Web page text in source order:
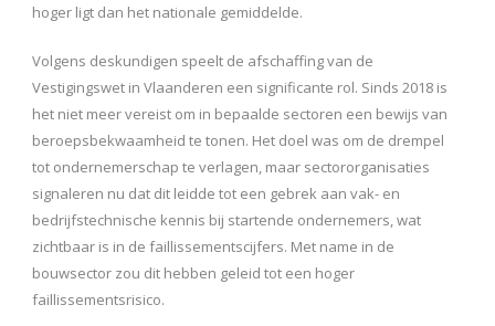
hoger ligt dan het nationale gemiddelde.
Volgens deskundigen speelt de afschaffing van de
Vestigingswet in Vlaanderen een significante rol. Sinds 2018 is
het niet meer vereist om in bepaalde sectoren een bewijs van
beroepsbekwaamheid te tonen. Het doel was om de drempel
tot ondernemerschap te verlagen, maar sectororganisaties
signaleren nu dat dit leidde tot een gebrek aan vak- en
bedrijfstechnische kennis bij startende ondernemers, wat
zichtbaar is in de faillissementscijfers. Met name in de
bouwsector zou dit hebben geleid tot een hoger
faillissementsrisico.